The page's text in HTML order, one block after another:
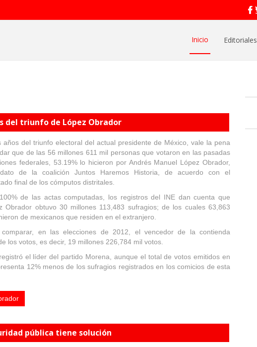
Inicio Editoriales
del triunfo de López Obrador
años del triunfo electoral del actual presidente de México, vale la pena
que de las 56 millones 611 mil personas que votaron en las pasadas
federales, 53.19% lo hicieron por Andrés Manuel López Obrador,
de la coalición Juntos Haremos Historia, de acuerdo con el
final de los cómputos distritales.
de las actas computadas, los registros del INE dan cuenta que
Obrador obtuvo 30 millones 113,483 sufragios; de los cuales 63,863
de mexicanos que residen en el extranjero.
comparar, en las elecciones de 2012, el vencedor de la contienda
los votos, es decir, 19 millones 226,784 mil votos.
el líder del partido Morena, aunque el total de votos emitidos en
12% menos de los sufragios registrados en los comicios de esta
pública tiene solución